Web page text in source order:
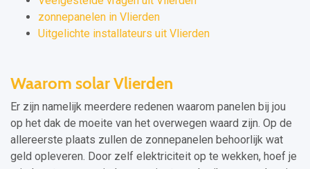
zonnepanelen in Vlierden
Uitgelichte installateurs uit Vlierden
Waarom solar Vlierden
Er zijn namelijk meerdere redenen waarom panelen bij jou
op het dak de moeite van het overwegen waard zijn. Op de
allereerste plaats zullen de zonnepanelen behoorlijk wat
geld opleveren. Door zelf elektriciteit op te wekken, hoef je